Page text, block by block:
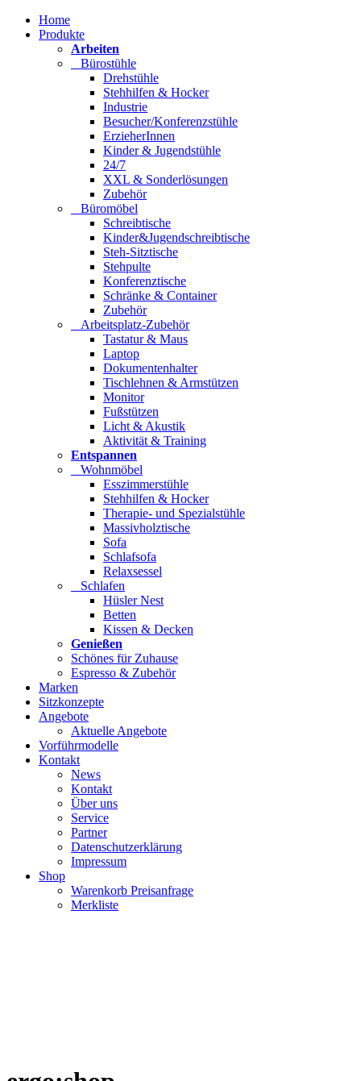
Home
Produkte
Arbeiten
Bürostühle
Drehstühle
Stehhilfen & Hocker
Industrie
Besucher/Konferenzstühle
ErzieherInnen
Kinder & Jugendstühle
24/7
XXL & Sonderlösungen
Zubehör
Büromöbel
Schreibtische
Kinder&Jugendschreibtische
Steh-Sitztische
Stehpulte
Konferenztische
Schränke & Container
Zubehör
Arbeitsplatz-Zubehör
Tastatur & Maus
Laptop
Dokumentenhalter
Tischlehnen & Armstützen
Monitor
Fußstützen
Licht & Akustik
Aktivität & Training
Entspannen
Wohnmöbel
Esszimmerstühle
Stehhilfen & Hocker
Therapie- und Spezialstühle
Massivholztische
Sofa
Schlafsofa
Relaxsessel
Schlafen
Hüsler Nest
Betten
Kissen & Decken
Genießen
Schönes für Zuhause
Espresso & Zubehör
Marken
Sitzkonzepte
Angebote
Aktuelle Angebote
Vorführmodelle
Kontakt
News
Kontakt
Über uns
Service
Partner
Datenschutzerklärung
Impressum
Shop
Warenkorb Preisanfrage
Merkliste